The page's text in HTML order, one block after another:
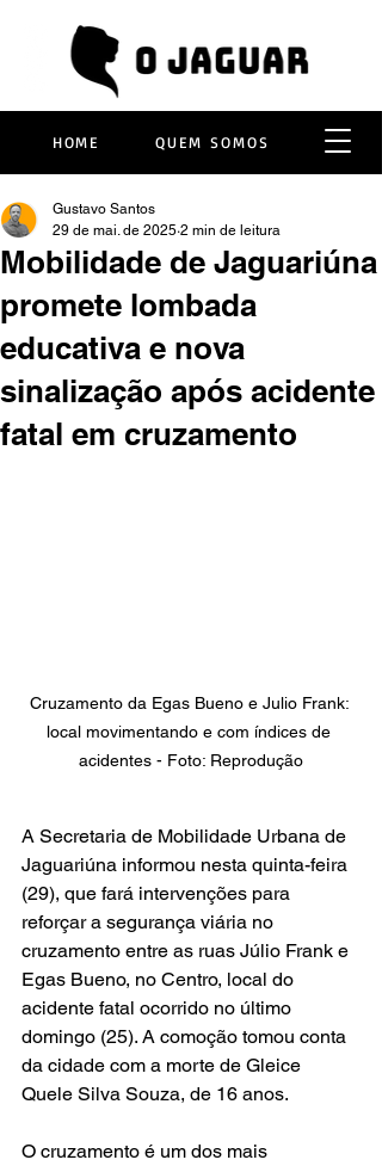
HOME QUEM SOMOS
Mobilidade de Jaguariúna
promete lombada
educativa e nova
sinalização após acidente
fatal em cruzamento
Gustavo Santos
29 de mai. de 2025 2 min de leitura
Cruzamento da Egas Bueno e Julio Frank:
local movimentando e com índices de
acidentes - Foto: Reprodução
A Secretaria de Mobilidade Urbana de
Jaguariúna informou nesta quinta-feira
(29), que fará intervenções para
reforçar a segurança viária no
cruzamento entre as ruas Júlio Frank e
Egas Bueno, no Centro, local do
acidente fatal ocorrido no último
domingo (25). A comoção tomou conta
da cidade com a morte de Gleice
Quele Silva Souza, de 16 anos.
O cruzamento é um dos mais